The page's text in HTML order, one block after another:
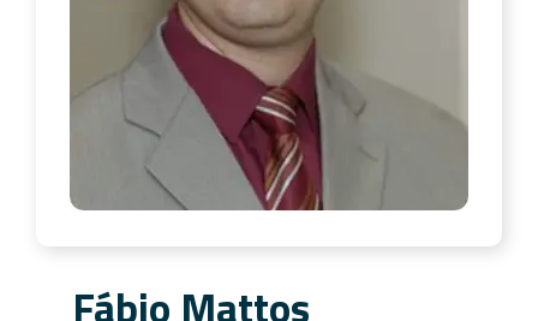
Fábio Mattos